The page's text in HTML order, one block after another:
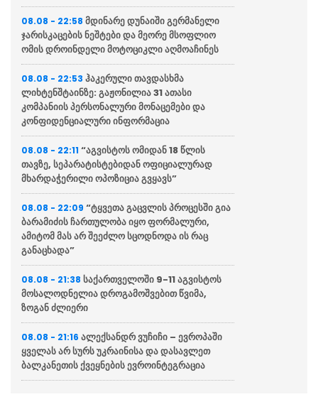
08.08 - 22:58 მდინარე დუნაიში გერმანელი
ჯარისკაცების ნეშტები და მეორე მსოფლიო
ომის დროინდელი მოტოციკლი აღმოაჩინეს
08.08 - 22:53 ჰაკერული თავდასხმა
ლიხტენშტაინზე: გაჟონილია 31 ათასი
კომპანიის პერსონალური მონაცემები და
კონფიდენციალური ინფორმაცია
08.08 - 22:11 “აგვისტოს ომიდან 18 წლის
თავზე, სეპარატისტებიდან ოფიციალურად
მხარდაჭერილი ოპოზიცია გვყავს”
08.08 - 22:09 “ტყვეთა გაცვლის პროცესში გია
ბარამიძის ჩართულობა იყო ფორმალური,
ამიტომ მას არ შეეძლო სცოდნოდა ის რაც
განაცხადა”
08.08 - 21:38 საქართველოში 9-11 აგვისტოს
მოსალოდნელია დროგამოშვებით წვიმა,
ზოგან ძლიერი
08.08 - 21:16 ალექსანდრ ვუჩიჩი – ევროპაში
ყველას არ სურს უკრაინისა და დასავლეთ
ბალკანეთის ქვეყნების ევროინტეგრაცია